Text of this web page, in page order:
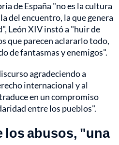
de España "no es la cultura
del encuentro, la que genera
León XIV instó a "huir de
que parecen aclararlo todo,
de fantasmas y enemigos".
agradeciendo a
internacional y al
en un compromiso
entre los pueblos".
los abusos, "una